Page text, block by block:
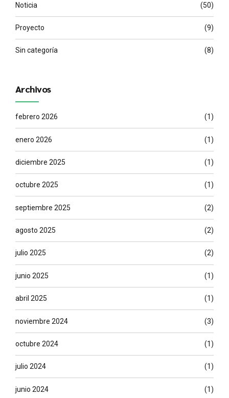
Noticia (50)
Proyecto (9)
Sin categoría (8)
Archivos
febrero 2026 (1)
enero 2026 (1)
diciembre 2025 (1)
octubre 2025 (1)
septiembre 2025 (2)
agosto 2025 (2)
julio 2025 (2)
junio 2025 (1)
abril 2025 (1)
noviembre 2024 (3)
octubre 2024 (1)
julio 2024 (1)
junio 2024 (1)